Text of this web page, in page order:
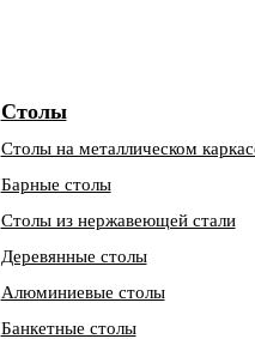
Столы
Столы на металлическом
Барные столы
Столы из нержавеющей стали
Деревянные столы
Алюминиевые столы
Банкетные столы